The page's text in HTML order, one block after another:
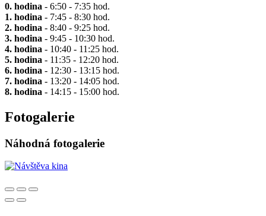
0. hodina - 6:50 - 7:35 hod.
1. hodina - 7:45 - 8:30 hod.
2. hodina - 8:40 - 9:25 hod.
3. hodina - 9:45 - 10:30 hod.
4. hodina - 10:40 - 11:25 hod.
5. hodina - 11:35 - 12:20 hod.
6. hodina - 12:30 - 13:15 hod.
7. hodina - 13:20 - 14:05 hod.
8. hodina - 14:15 - 15:00 hod.
Fotogalerie
Náhodná fotogalerie